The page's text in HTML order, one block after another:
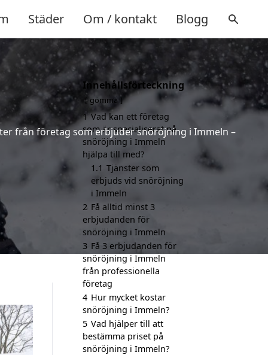
Städer Om / kontakt Blogg
från företag som erbjuder snöröjning i Immeln –
Innehållsförteckning
gömma
1 Vad kan ett företag
som är specialiserat på
snöröjning i Immeln
hjälpa till med?
1.1 Tjänster som
erbjuds vid snöröjning
i Immeln
2 Få alltid minst 3
erbjudanden för
snöröjning i Immeln
3 Få 3 erbjudanden för
snöröjning i Immeln
från professionella
företag
4 Hur mycket kostar
snöröjning i Immeln?
5 Vad hjälper till att
bestämma priset på
snöröjning i Immeln?